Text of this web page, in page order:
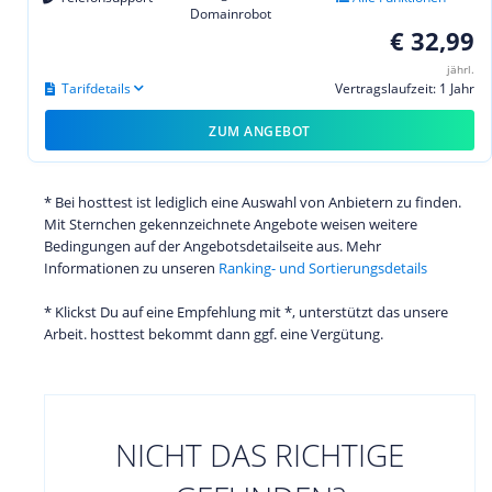
Domainrobot
€ 32,99
jährl.
Vertragslaufzeit: 1 Jahr
Tarifdetails
ZUM ANGEBOT
* Bei hosttest ist lediglich eine Auswahl von Anbietern zu finden.
Mit Sternchen gekennzeichnete Angebote weisen weitere
Bedingungen auf der Angebotsdetailseite aus. Mehr
Informationen zu unseren Ranking- und Sortierungsdetails
* Klickst Du auf eine Empfehlung mit *, unterstützt das unsere
Arbeit. hosttest bekommt dann ggf. eine Vergütung.
NICHT DAS RICHTIGE